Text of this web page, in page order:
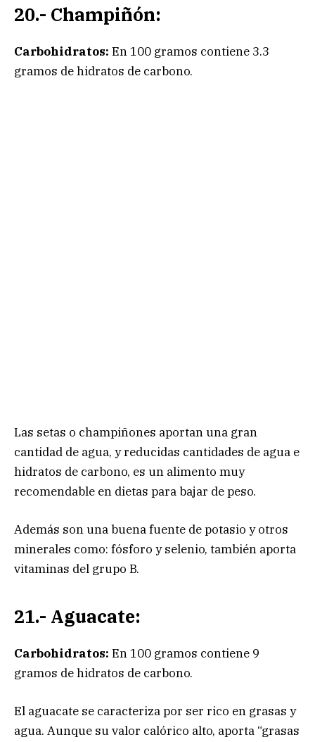
20.- Champiñón:
Carbohidratos: En 100 gramos contiene 3.3
gramos de hidratos de carbono.
Las setas o champiñones aportan una gran
cantidad de agua, y reducidas cantidades de agua e
hidratos de carbono, es un alimento muy
recomendable en dietas para bajar de peso.
Además son una buena fuente de potasio y otros
minerales como: fósforo y selenio, también aporta
vitaminas del grupo B.
21.- Aguacate:
Carbohidratos: En 100 gramos contiene 9
gramos de hidratos de carbono.
El aguacate se caracteriza por ser rico en grasas y
agua. Aunque su valor calórico alto, aporta “grasas